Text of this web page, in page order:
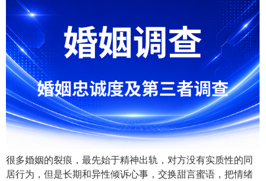
很多婚姻的裂痕，最先始于精神出轨，对方没有实质性的同
居行为，但是长期和异性倾诉心事，交换甜言蜜语，把情绪